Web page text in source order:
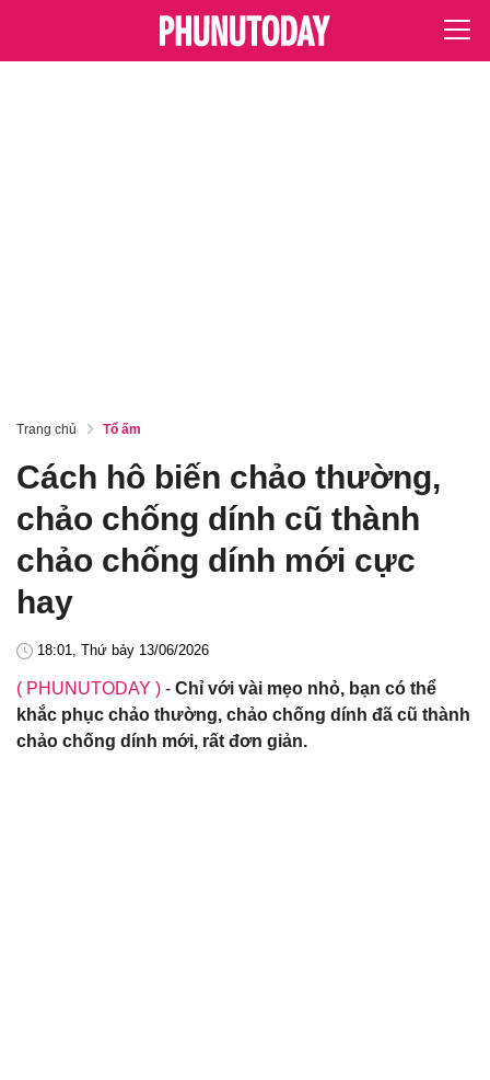
Trang chủ Tổ ấm
Cách hô biến chảo thường,
chảo chống dính cũ thành
chảo chống dính mới cực
hay
18:01, Thứ bảy 13/06/2026
( PHUNUTODAY ) - Chỉ với vài mẹo nhỏ, bạn có thể
khắc phục chảo thường, chảo chống dính đã cũ thành
chảo chống dính mới, rất đơn giản.